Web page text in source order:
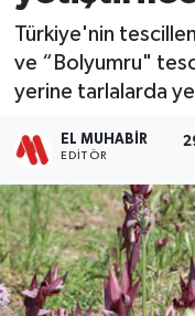
Türkiye'nin
ve “Bolyumru"
yerine tarlalarda
EL MUHABIR
EDITÖR
Son Dakika
Haber Arşivi